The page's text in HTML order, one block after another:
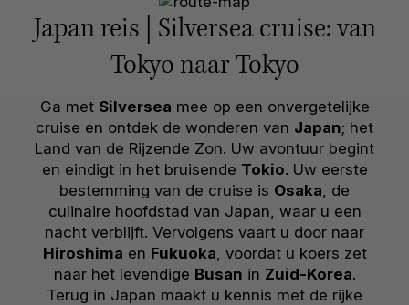
Japan reis | Silversea cruise: van
Tokyo naar Tokyo
Ga met Silversea mee op een onvergetelijke
cruise en ontdek de wonderen van Japan; het
Land van de Rijzende Zon. Uw avontuur begint
en eindigt in het bruisende Tokio. Uw eerste
bestemming van de cruise is Osaka, de
culinaire hoofdstad van Japan, waar u een
nacht verblijft. Vervolgens vaart u door naar
Hiroshima en Fukuoka, voordat u koers zet
naar het levendige Busan in Zuid-Korea.
Terug in Japan maakt u kennis met de rijke